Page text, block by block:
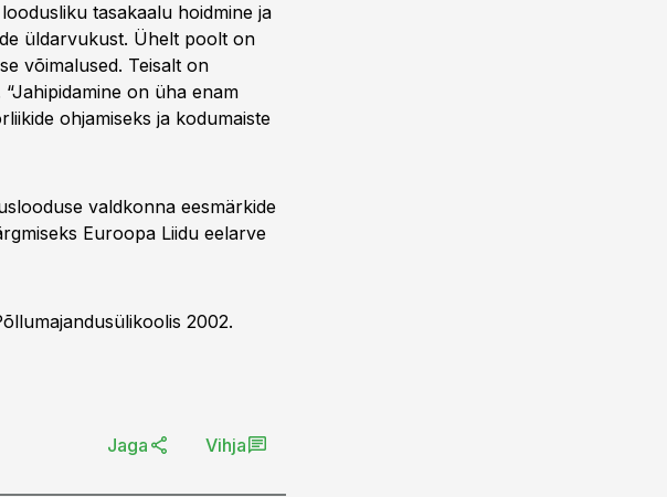
tasakaalu hoidmine ja
üldarvukust. Ühelt poolt on
võimalused. Teisalt on
on üha enam
ohjamiseks ja kodumaiste
valdkonna eesmärkide
Euroopa Liidu eelarve
2002.
Jaga Vihja